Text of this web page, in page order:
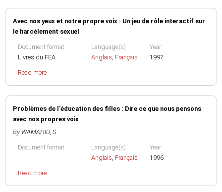
Avec nos yeux et notre propre voix : Un jeu de rôle interactif sur
le harcèlement sexuel
Document format
Livres du FEA
Language(s)
Anglais, Français
Year
1997
Read more
Problèmes de l'éducation des filles : Dire ce que nous pensons
avec nos propres voix
By WAMAHIU, S.
Document format
Language(s)
Anglais, Français
Year
1996
Read more